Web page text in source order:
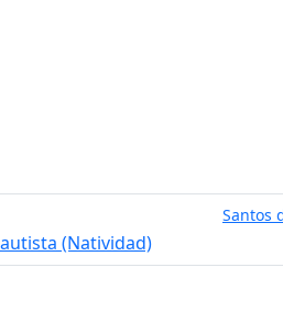
Santos
(Natividad)